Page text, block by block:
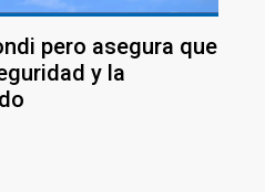
pero asegura que
y la